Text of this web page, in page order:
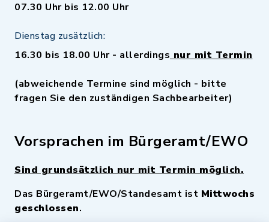
07.30 Uhr bis 12.00 Uhr
Dienstag zusätzlich:
16.30 bis 18.00 Uhr - allerdings nur mit Termin
(abweichende Termine sind möglich - bitte
fragen Sie den zuständigen Sachbearbeiter)
Vorsprachen im Bürgeramt/EWO
Sind grundsätzlich nur mit Termin möglich.
Das Bürgeramt/EWO/Standesamt ist Mittwochs
geschlossen.